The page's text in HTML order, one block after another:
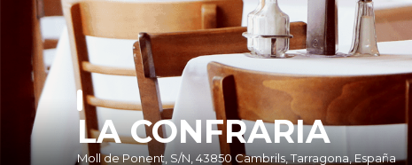
LA CONFRARIA
Moll de Ponent, S/N, 43850 Cambrils, Tarragona, España